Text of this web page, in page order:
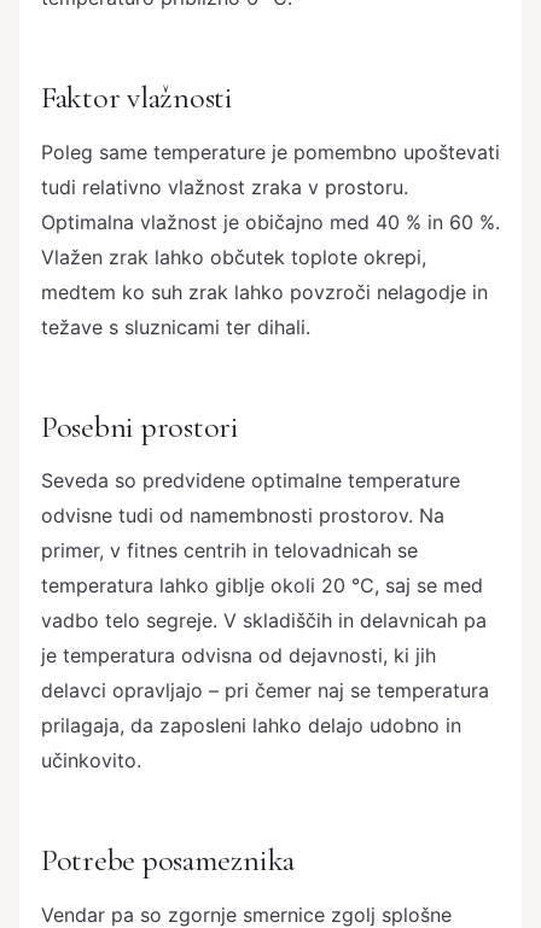
Faktor vlažnosti
Poleg same temperature je pomembno upoštevati
tudi relativno vlažnost zraka v prostoru.
Optimalna vlažnost je običajno med 40 % in 60 %.
Vlažen zrak lahko občutek toplote okrepi,
medtem ko suh zrak lahko povzroči nelagodje in
težave s sluznicami ter dihali.
Posebni prostori
Seveda so predvidene optimalne temperature
odvisne tudi od namembnosti prostorov. Na
primer, v fitnes centrih in telovadnicah se
temperatura lahko giblje okoli 20 °C, saj se med
vadbo telo segreje. V skladiščih in delavnicah pa
je temperatura odvisna od dejavnosti, ki jih
delavci opravljajo – pri čemer naj se temperatura
prilagaja, da zaposleni lahko delajo udobno in
učinkovito.
Potrebe posameznika
Vendar pa so zgornje smernice zgolj splošne